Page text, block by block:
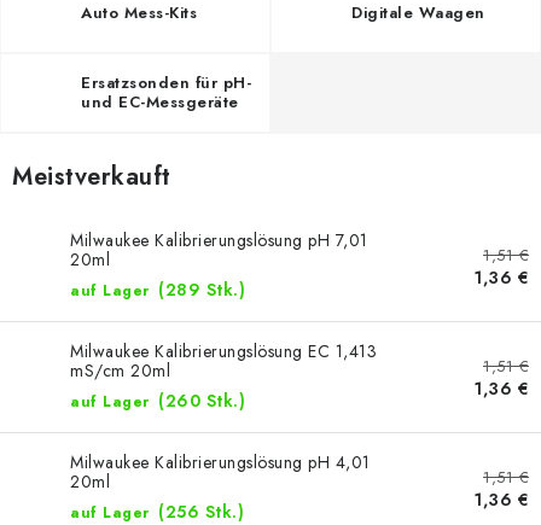
Auto Mess-Kits Digitale Waagen
Ersatzsonden für pH-
und EC-Messgeräte
Meistverkauft
Milwaukee Kalibrierungslösung pH 7,01
20ml
auf Lager (289 Stk.)
1,51 €
1,36 €
Milwaukee Kalibrierungslösung EC 1,413
mS/cm 20ml
auf Lager (260 Stk.)
1,51 €
1,36 €
Milwaukee Kalibrierungslösung pH 4,01
20ml
auf Lager (256 Stk.)
1,51 €
1,36 €